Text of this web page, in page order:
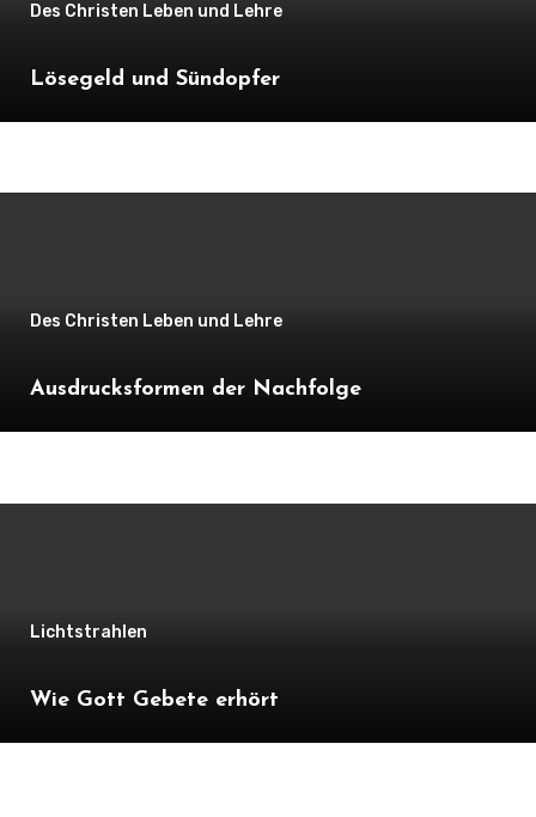
Des Christen Leben und Lehre
Lösegeld und Sündopfer
Des Christen Leben und Lehre
Ausdrucksformen der Nachfolge
Lichtstrahlen
Wie Gott Gebete erhört